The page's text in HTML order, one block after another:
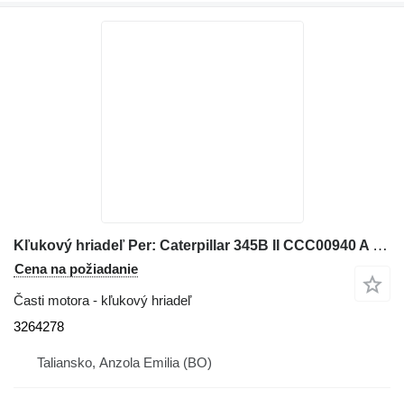
Kľukový hriadeľ Per: Caterpillar 345B II CCC00940 A 3264278 na rýpadla Caterpillar 345B II CCC00940
Cena na požiadanie
Časti motora - kľukový hriadeľ
3264278
Taliansko, Anzola Emilia (BO)